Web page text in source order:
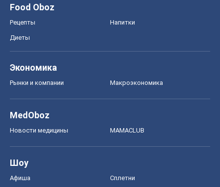
Food Oboz
Рецепты Напитки
Диеты
Экономика
Рынки и компании Mакроэкономика
MedOboz
Новости медицины MAMACLUB
Шоу
Афиша Сплетни